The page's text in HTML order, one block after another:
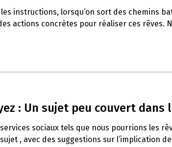
instructions, lorsqu’on sort des chemins
actions concrètes pour réaliser ces rêves.
: Un sujet peu couvert
sociaux tels que nous pourrions les
, avec des suggestions sur l’implication